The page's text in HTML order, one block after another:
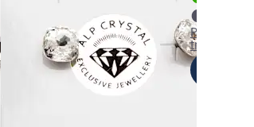
Provjerite
trgovini